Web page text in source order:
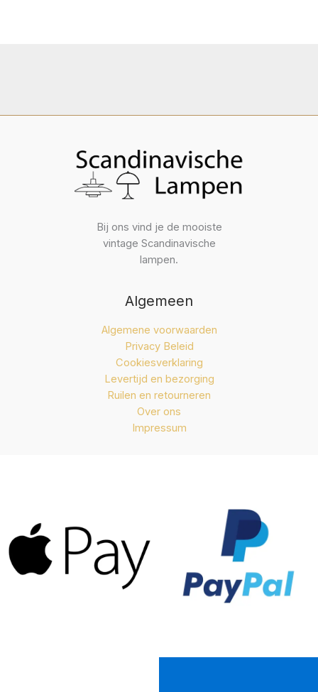
Bij ons vind je de mooiste
vintage Scandinavische
lampen.
Algemeen
Algemene voorwaarden
Privacy Beleid
Cookiesverklaring
Levertijd en bezorging
Ruilen en retourneren
Over ons
Impressum